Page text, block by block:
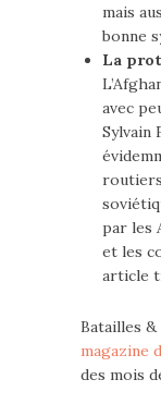
mais
bonne
La
avec
Sylvain
par les
et les
article
Batailles
magazine
des mois